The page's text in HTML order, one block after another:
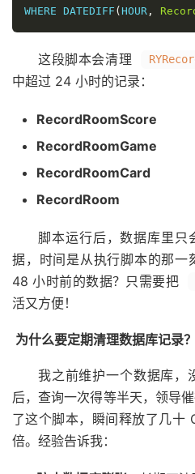
WHERE DATEDIFF (HOUR ,
这段脚本会清理
中超过 24 小时的记录：
RecordRoomScore
RecordRoomGame
RecordRoomCard
RecordRoom
脚本运行后，数据库里
据，时间是从执行脚本的那一
48 小时前的数据？只需要把
活又方便！
为什么要定期清理数据库记录？
我之前维护一个数据库，
后，查询一次得等半天，领导
了这个脚本，瞬间释放了几十
倍。经验告诉我：